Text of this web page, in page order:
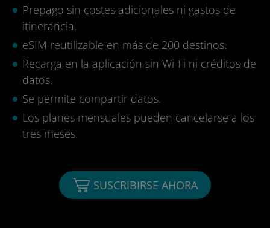
Prepago sin costes adicionales ni gastos de
itinerancia.
eSIM reutilizable en más de 200 destinos.
Recarga en la aplicación sin Wi-Fi ni créditos de
datos.
Se permite compartir datos.
Los planes mensuales pueden cancelarse a los
tres meses.
SUSCRIBIRSE AHORA